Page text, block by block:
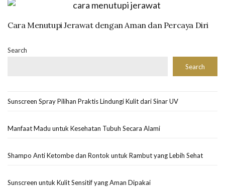
Cara Menutupi Jerawat dengan Aman dan Percaya Diri
Search
Search
Sunscreen Spray Pilihan Praktis Lindungi Kulit dari Sinar UV
Manfaat Madu untuk Kesehatan Tubuh Secara Alami
Shampo Anti Ketombe dan Rontok untuk Rambut yang Lebih Sehat
Sunscreen untuk Kulit Sensitif yang Aman Dipakai